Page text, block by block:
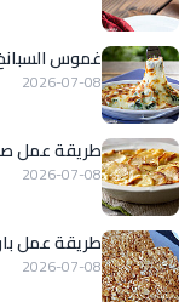
غموس
2026-07-08
طريقة عمل
2026-07-08
طريقة عمل
2026-07-08